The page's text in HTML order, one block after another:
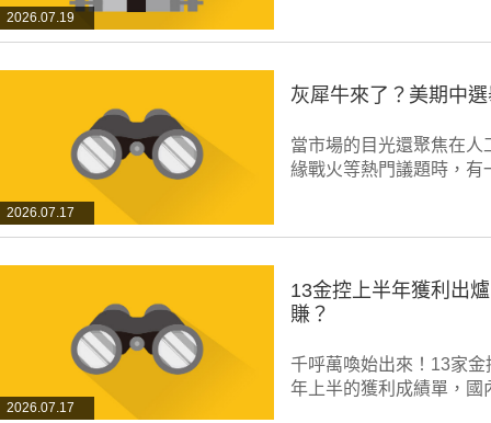
2026.07.19
2026.07.17
灰犀牛來了？美期中
當市場的目光還聚焦在
緣戰火等熱門議題時，有
2026.07.17
13金控上半年獲利出
賺？
千呼萬喚始出來！13家
年上半的獲利成績單，國